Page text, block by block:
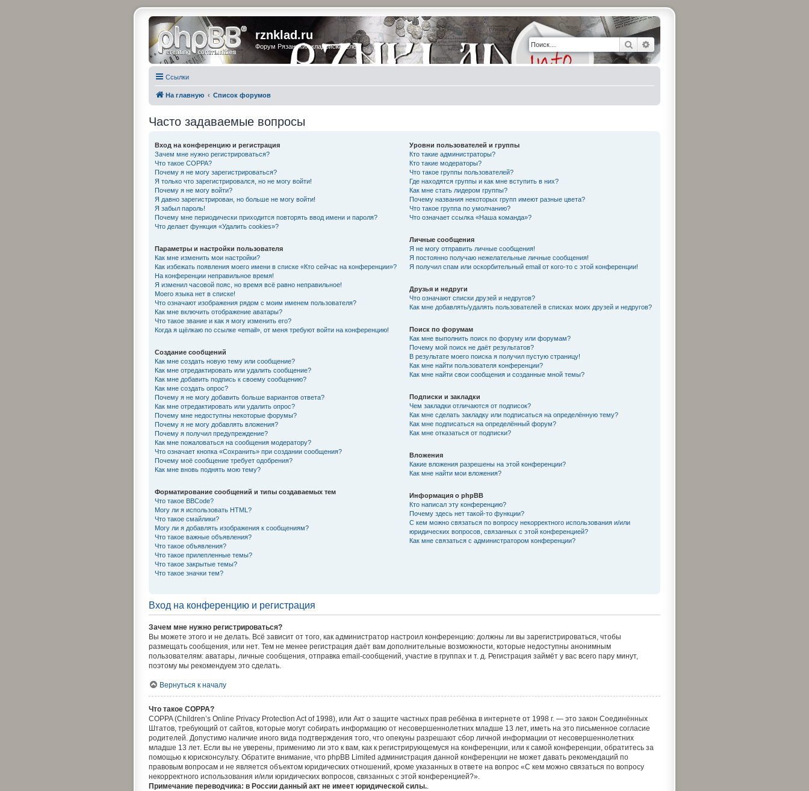
rznklad.ru
Форум Рязанских кладоискателей ПоискРасширенный поиск
Ссылки
На главную Список форумов
Часто задаваемые вопросы
Вход на конференцию и регистрация
Зачем мне нужно регистрироваться?
Что такое COPPA?
Почему я не могу зарегистрироваться?
Я только что зарегистрировался, но не могу войти!
Почему я не могу войти?
Я давно зарегистрирован, но больше не могу войти!
Я забыл пароль!
Почему мне периодически приходится повторять ввод имени и пароля?
Что делает функция «Удалить cookies»?
Параметры и настройки пользователя
Как мне изменить мои настройки?
Как избежать появления моего имени в списке «Кто сейчас на конференции»?
На конференции неправильное время!
Я изменил часовой пояс, но время всё равно неправильное!
Моего языка нет в списке!
Что означают изображения рядом с моим именем пользователя?
Как мне включить отображение аватары?
Что такое звание и как я могу изменить его?
Когда я щёлкаю по ссылке «email», от меня требуют войти на конференцию!
Создание сообщений
Как мне создать новую тему или сообщение?
Как мне отредактировать или удалить сообщение?
Как мне добавить подпись к своему сообщению?
Как мне создать опрос?
Почему я не могу добавить больше вариантов ответа?
Как мне отредактировать или удалить опрос?
Почему мне недоступны некоторые форумы?
Почему я не могу добавлять вложения?
Почему я получил предупреждение?
Как мне пожаловаться на сообщения модератору?
Что означает кнопка «Сохранить» при создании сообщения?
Почему моё сообщение требует одобрения?
Как мне вновь поднять мою тему?
Форматирование сообщений и типы создаваемых тем
Что такое BBCode?
Могу ли я использовать HTML?
Что такое смайлики?
Могу ли я добавлять изображения к сообщениям?
Что такое важные объявления?
Что такое объявления?
Что такое прилепленные темы?
Что такое закрытые темы?
Что такое значки тем?
Уровни пользователей и группы
Кто такие администраторы?
Кто такие модераторы?
Что такое группы пользователей?
Где находятся группы и как мне вступить в них?
Как мне стать лидером группы?
Почему названия некоторых групп имеют разные цвета?
Что такое группа по умолчанию?
Что означает ссылка «Наша команда»?
Личные сообщения
Я не могу отправить личные сообщения!
Я постоянно получаю нежелательные личные сообщения!
Я получил спам или оскорбительный email от кого-то с этой конференции!
Друзья и недруги
Что означают списки друзей и недругов?
Как мне добавлять/удалять пользователей в списках моих друзей и недругов?
Поиск по форумам
Как мне выполнить поиск по форуму или форумам?
Почему мой поиск не даёт результатов?
В результате моего поиска я получил пустую страницу!
Как мне найти пользователя конференции?
Как мне найти свои сообщения и созданные мной темы?
Подписки и закладки
Чем закладки отличаются от подписок?
Как мне сделать закладку или подписаться на определённую тему?
Как мне подписаться на определённый форум?
Как мне отказаться от подписки?
Вложения
Какие вложения разрешены на этой конференции?
Как мне найти мои вложения?
Информация о phpBB
Кто написал эту конференцию?
Почему здесь нет такой-то функции?
С кем можно связаться по вопросу некорректного использования и/или
юридических вопросов, связанных с этой конференцией?
Как мне связаться с администратором конференции?
Вход на конференцию и регистрация
Зачем мне нужно регистрироваться?
Вы можете этого и не делать. Всё зависит от того, как администратор настроил конференцию: должны ли вы зарегистрироваться, чтобы
размещать сообщения, или нет. Тем не менее регистрация даёт вам дополнительные возможности, которые недоступны анонимным
пользователям: аватары, личные сообщения, отправка email-сообщений, участие в группах и т. д. Регистрация займёт у вас всего пару минут,
поэтому мы рекомендуем это сделать.
Вернуться к началу
Что такое COPPA?
COPPA (Children’s Online Privacy Protection Act of 1998), или Акт о защите частных прав ребёнка в интернете от 1998 г. — это закон Соединённых
Штатов, требующий от сайтов, которые могут собирать информацию от несовершеннолетних младше 13 лет, иметь на это письменное согласие
родителей. Допустимо наличие иного вида подтверждения того, что опекуны разрешают сбор личной информации от несовершеннолетних
младше 13 лет. Если вы не уверены, применимо ли это к вам, как к регистрирующемуся на конференции, или к самой конференции, обратитесь за
помощью к юрисконсульту. Обратите внимание, что phpBB Limited администрация данной конференции не может давать рекомендаций по
правовым вопросам и не является объектом юридических отношений, кроме указанных в ответе на вопрос «С кем можно связаться по вопросу
некорректного использования и/или юридических вопросов, связанных с этой конференцией?».
Примечание переводчика: в России данный акт не имеет юридической силы.